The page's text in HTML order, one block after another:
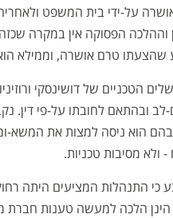
על-ידי בית המשפט
וההלכה הפסוקה אין במקרה
טרם אושרה, וממילא
הטכניים של דושינסקי
הוא ניסה למצות את המשא-
מסיבות טכניות.
כי התנהלות המציעים היתה
הינן הלכה למעשה טענות חברת